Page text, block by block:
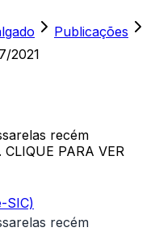
Publicações
2021
recém
PARA VER
SIC)
recém